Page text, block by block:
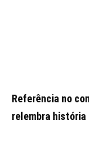
Referência no
relembra